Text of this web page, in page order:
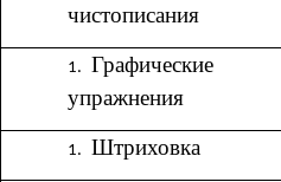
чистописания
Графические
упражнения
Штриховка